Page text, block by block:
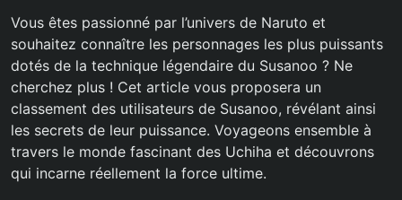
Vous êtes passionné par l’univers de Naruto et
souhaitez connaître les personnages les plus puissants
dotés de la technique légendaire du Susanoo ? Ne
cherchez plus ! Cet article vous proposera un
classement des utilisateurs de Susanoo, révélant ainsi
les secrets de leur puissance. Voyageons ensemble à
travers le monde fascinant des Uchiha et découvrons
qui incarne réellement la force ultime.